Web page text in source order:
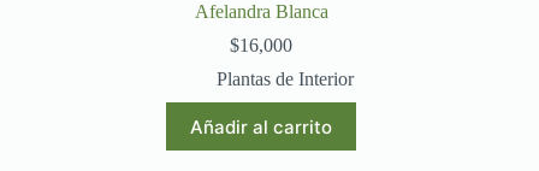
Afelandra Blanca
$16,000
Plantas de Interior
Añadir al carrito